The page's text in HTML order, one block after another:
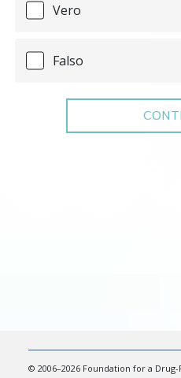
Vero
Falso
© 2006–2026 Foundation for a